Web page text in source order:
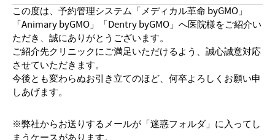
この度は、予約管理システム「メディカル革命 byGMO」
「Animary byGMO」「Dentry byGMO」へ医院様をご紹介い
ただき、誠にありがとうございます。
ご紹介先クリニックにご満足いただけるよう、誠心誠意対応
させていただきます。
今後とも変わらぬお引き立てのほど、何卒よろしくお願い申
しあげます。
※弊社からお送りするメールが「迷惑フォルダ」に入ってし
まうケースがあります。